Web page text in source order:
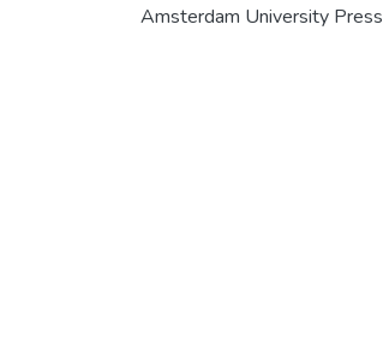
Amsterdam University Press